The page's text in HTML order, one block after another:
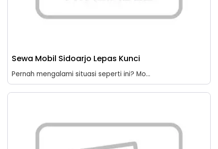
Sewa Mobil Sidoarjo Lepas Kunci
Pernah mengalami situasi seperti ini? Mo...